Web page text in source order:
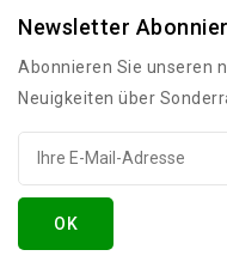
Newsletter
Abonnieren Sie unseren
Neuigkeiten über